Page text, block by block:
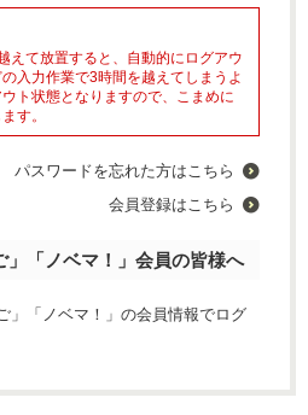
えて放置すると、自動的にログアウ
入力作業で3時間を越えてしまうよ
ト状態となりますので、こまめに
す。
パスワードを忘れた方はこちら
会員登録はこちら
」「ノベマ！」会員の皆様へ
」「ノベマ！」の会員情報でログ